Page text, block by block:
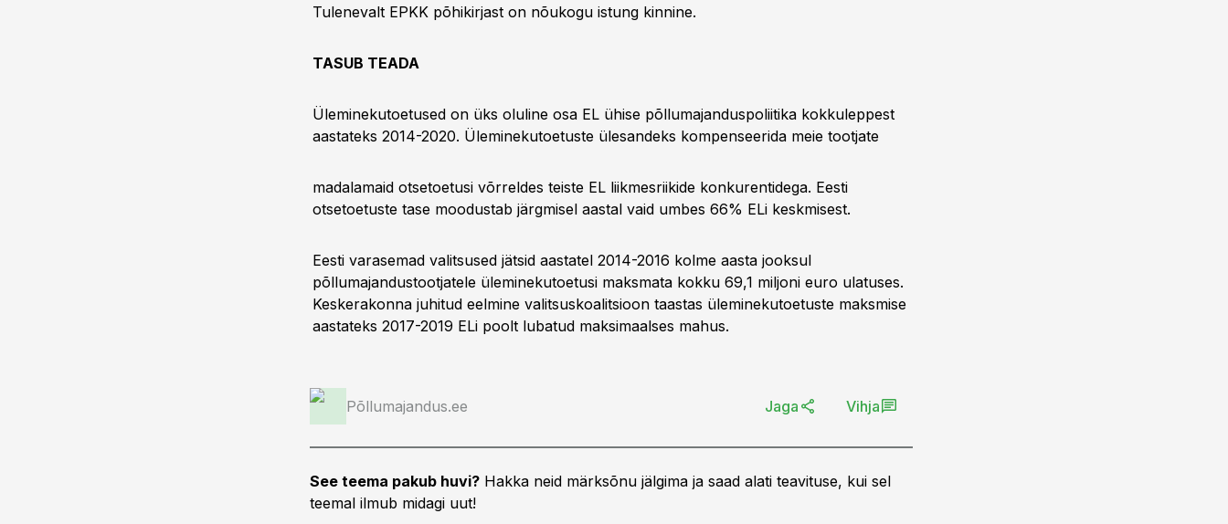
Tulenevalt EPKK põhikirjast on nõukogu istung kinnine.
TASUB TEADA
Üleminekutoetused on üks oluline osa EL ühise põllumajanduspoliitika kokkuleppest
aastateks 2014-2020. Üleminekutoetuste ülesandeks kompenseerida meie tootjate
madalamaid otsetoetusi võrreldes teiste EL liikmesriikide konkurentidega. Eesti
otsetoetuste tase moodustab järgmisel aastal vaid umbes 66% ELi keskmisest.
Eesti varasemad valitsused jätsid aastatel 2014-2016 kolme aasta jooksul
põllumajandustootjatele üleminekutoetusi maksmata kokku 69,1 miljoni euro ulatuses.
Keskerakonna juhitud eelmine valitsuskoalitsioon taastas üleminekutoetuste maksmise
aastateks 2017-2019 ELi poolt lubatud maksimaalses mahus.
Põllumajandus.ee Jaga Vihja
See teema pakub huvi? Hakka neid märksõnu jälgima ja saad alati teavituse, kui sel
teemal ilmub midagi uut!